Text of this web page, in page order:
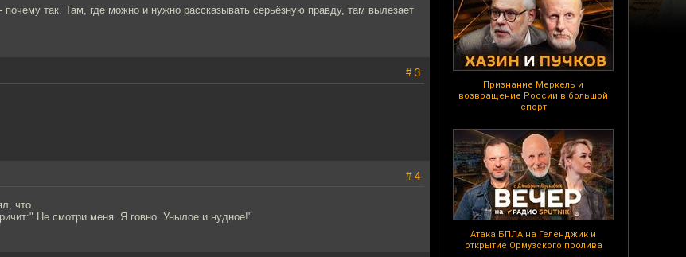
Признание Меркель и
возвращение России в большой
спорт
Атака БПЛА на Геленджик и
открытие Ормузского пролива
почему так. Там, где можно и нужно рассказывать серьёзную правду, там вылезает
# 3
# 4
что
Не смотри меня. Я говно. Унылое и нудное!"